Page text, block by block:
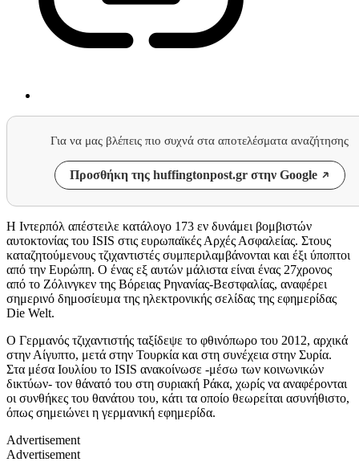
Για να μας βλέπεις πιο συχνά στα αποτελέσματα αναζήτησης
Προσθήκη της huffingtonpost.gr στην Google
Η Ιντερπόλ απέστειλε κατάλογο 173 εν δυνάμει βομβιστών
αυτοκτονίας του ISIS στις ευρωπαϊκές Αρχές Ασφαλείας. Στους
καταζητούμενους τζιχαντιστές συμπεριλαμβάνονται και έξι ύποπτοι
από την Ευρώπη. Ο ένας εξ αυτών μάλιστα είναι ένας 27χρονος
από το Ζόλινγκεν της Βόρειας Ρηνανίας-Βεστφαλίας, αναφέρει
σημερινό δημοσίευμα της ηλεκτρονικής σελίδας της εφημερίδας
Die Welt.
Ο Γερμανός τζιχαντιστής ταξίδεψε το φθινόπωρο του 2012, αρχικά
στην Αίγυπτο, μετά στην Τουρκία και στη συνέχεια στην Συρία.
Στα μέσα Ιουλίου το ISIS ανακοίνωσε -μέσω των κοινωνικών
δικτύων- τον θάνατό του στη συριακή Ράκα, χωρίς να αναφέρονται
οι συνθήκες του θανάτου του, κάτι τα οποίο θεωρείται ασυνήθιστο,
όπως σημειώνει η γερμανική εφημερίδα.
Advertisement
Advertisement